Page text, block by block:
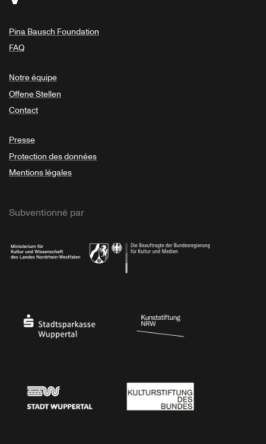
Pina Bausch Foundation
FAQ
Notre équipe
Offene Stellen
Contact
Presse
Protection des données
Mentions légales
Subventionné par